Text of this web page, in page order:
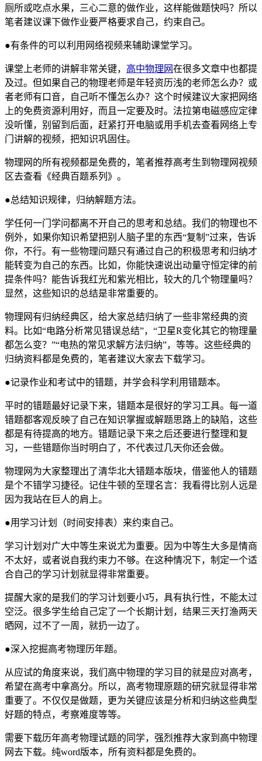
厕所或吃点水果，三心二意的做作业，这样能做题快吗？所以
笔者建议课下做作业要严格要求自己，约束自己。
●有条件的可以利用网络视频来辅助课堂学习。
课堂上老师的讲解非常关键， 高中物理网在很多文章中也都提
及过。但如果自己的物理老师是年轻资历浅的老师怎么办？或
者老师有口音，自己听不懂怎么办？这个时候建议大家把网络
上的免费资源利用好，而且一定要及时。法拉第电磁感应定律
没听懂，别留到后面，赶紧打开电脑或用手机去查看网络上专
门讲解的视频，把知识巩固住。
物理网的所有视频都是免费的，笔者推荐高考生到物理网视频
区去查看《经典百题系列》。
●总结知识规律，归纳解题方法。
学任何一门学问都离不开自己的思考和总结。我们的物理也不
例外，如果你知识希望把别人脑子里的东西“复制”过来，告诉
你，不行。有一些物理问题只有通过自己的积极思考和归纳才
能转变为自己的东西。比如，你能快速说出动量守恒定律的前
提条件吗？能告诉我红光和紫光相比，较大的几个物理量吗？
显然，这些知识的总结是非常重要的。
物理网有归纳经典区，给大家总结归纳了一些非常经典的资
料。比如“电路分析常见错误总结”，“卫星R变化其它的物理量
都怎么变？”“电热的常见求解方法归纳”，等等。这些经典的
归纳资料都是免费的，笔者建议大家去下载学习。
●记录作业和考试中的错题，并学会科学利用错题本。
平时的错题最好记录下来，错题本是很好的学习工具。每一道
错题都客观反映了自己在知识掌握或解题思路上的缺陷，这些
都是有待提高的地方。错题记录下来之后还要进行整理和复
习，一些错题你当时明白了，不代表过几天你还会做。
物理网为大家整理出了清华北大错题本版块，借鉴他人的错题
是个不错学习捷径。记住牛顿的至理名言：我看得比别人远是
因为我站在巨人的肩上。
●用学习计划（时间安排表）来约束自己。
学习计划对广大中等生来说尤为重要。因为中等生大多是情商
不太好，或者说自我约束力不够。在这种情况下，制定一个适
合自己的学习计划就显得非常重要。
提醒大家的是我们的学习计划要小巧，具有执行性，不能太过
空泛。很多学生给自己定了一个长期计划，结果三天打渔两天
晒网，过不了一周，就扔一边了。
●深入挖掘高考物理历年题。
从应试的角度来说，我们高中物理的学习目的就是应对高考，
希望在高考中拿高分。所以，高考物理原题的研究就显得非常
重要了。不仅仅是做题，更为关键应该是分析和归纳这些典型
好题的特点，考察难度等等。
需要下载历年高考物理试题的同学，强烈推荐大家到高中物理
网去下载。纯word版本，所有资料都是免费的。